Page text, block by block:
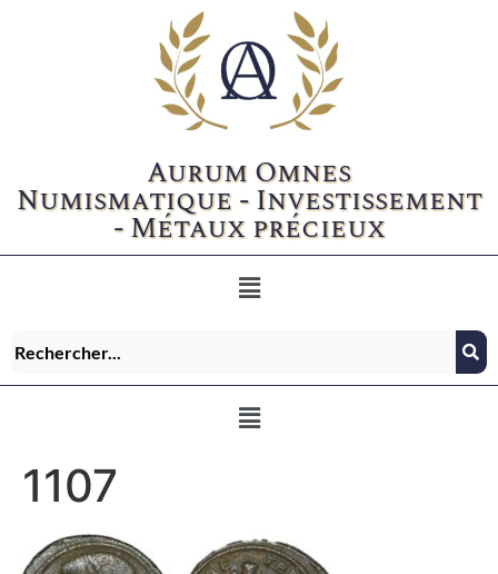
Aurum Omnes
Numismatique - Investissement
- Métaux précieux
1107